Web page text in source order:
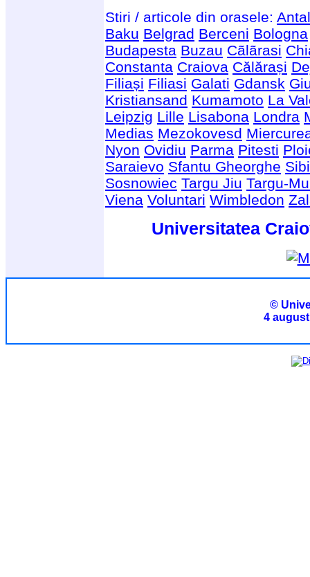
Stiri / articole din orasele:
Baku Belgrad Berceni Bologna
Budapesta Buzau Cãlãrasi
Constanta Craiova Călărași
Filiași Filiasi Galati Gdansk
Kristiansand Kumamoto La
Leipzig Lille Lisabona Londra
Medias Mezokovesd
Nyon Ovidiu Parma Pitesti
Saraievo Sfantu Gheorghe
Sosnowiec Targu Jiu Targu-
Viena Voluntari Wimbledon
Universitatea
©
4